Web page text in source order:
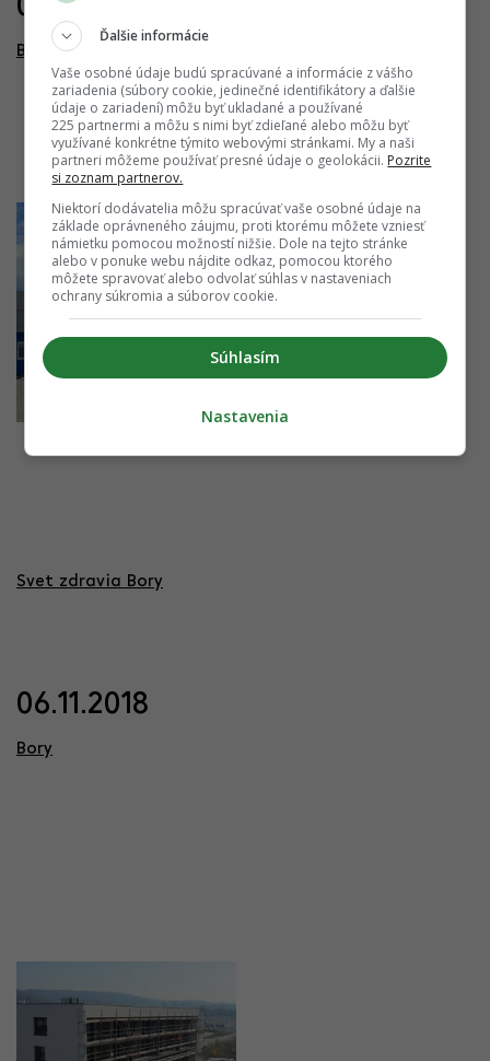
06.04.2019
Bory
Svet zdravia Bory
06.11.2018
Bory
Ďalšie informácie
Vaše osobné údaje budú spracúvané a informácie z vášho
zariadenia (súbory cookie, jedinečné identifikátory a ďalšie
údaje o zariadení) môžu byť ukladané a používané
225 partnermi a môžu s nimi byť zdieľané alebo môžu byť
využívané konkrétne týmito webovými stránkami. My a naši
partneri môžeme používať presné údaje o geolokácii. Pozrite
si zoznam partnerov.
Niektorí dodávatelia môžu spracúvať vaše osobné údaje na
základe oprávneného záujmu, proti ktorému môžete vzniesť
námietku pomocou možností nižšie. Dole na tejto stránke
alebo v ponuke webu nájdite odkaz, pomocou ktorého
môžete spravovať alebo odvolať súhlas v nastaveniach
ochrany súkromia a súborov cookie.
Súhlasím
Nastavenia